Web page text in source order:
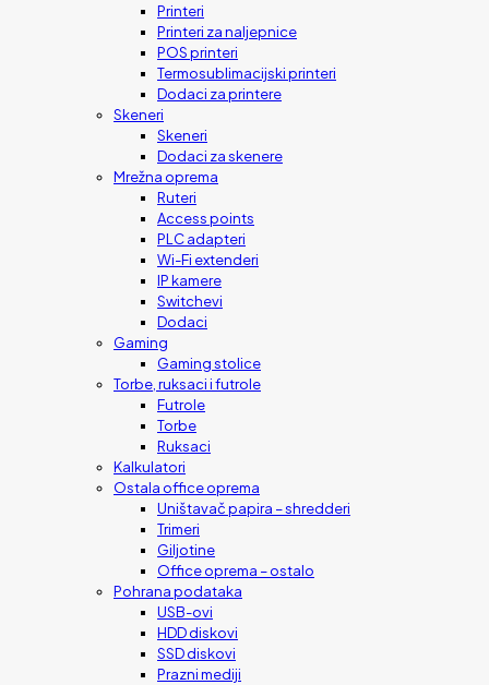
Printeri
Printeri za naljepnice
POS printeri
Termosublimacijski printeri
Dodaci za printere
Skeneri
Skeneri
Dodaci za skenere
Mrežna oprema
Ruteri
Access points
PLC adapteri
Wi-Fi extenderi
IP kamere
Switchevi
Dodaci
Gaming
Gaming stolice
Torbe, ruksaci i futrole
Futrole
Torbe
Ruksaci
Kalkulatori
Ostala office oprema
Uništavač papira – shredderi
Trimeri
Giljotine
Office oprema – ostalo
Pohrana podataka
USB-ovi
HDD diskovi
SSD diskovi
Prazni mediji